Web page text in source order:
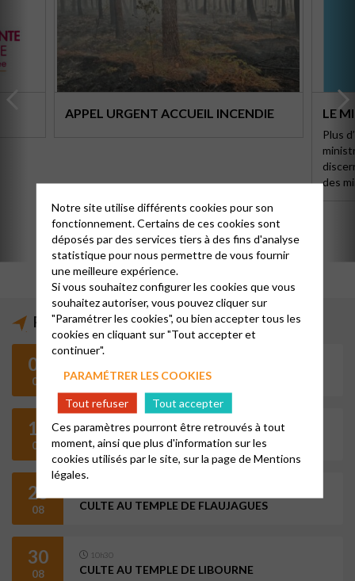
APPEL URGENT ACCUEIL INCENDIE LE
Plus
des
Prochains évènements locaux
09
08 CULTE AU TEMPLE DE CASTILLON
16
08
10h30
CULTE AU TEMPLE DE LIBOURNE
23
08 CULTE AU TEMPLE DE FLAUJAGUES
30
08
10h30
CULTE AU TEMPLE DE LIBOURNE
Notre site utilise différents cookies pour son
fonctionnement. Certains de ces cookies sont
déposés par des services tiers à des fins d'analyse
statistique pour nous permettre de vous fournir
une meilleure expérience.
Si vous souhaitez configurer les cookies que vous
souhaitez autoriser, vous pouvez cliquer sur
"Paramétrer les cookies", ou bien accepter tous les
cookies en cliquant sur "Tout accepter et
continuer".
PARAMÉTRER LES COOKIES
Tout refuser
Tout accepter
Ces paramètres pourront être retrouvés à tout
moment, ainsi que plus d'information sur les
cookies utilisés par le site, sur la page deMentions
légales.